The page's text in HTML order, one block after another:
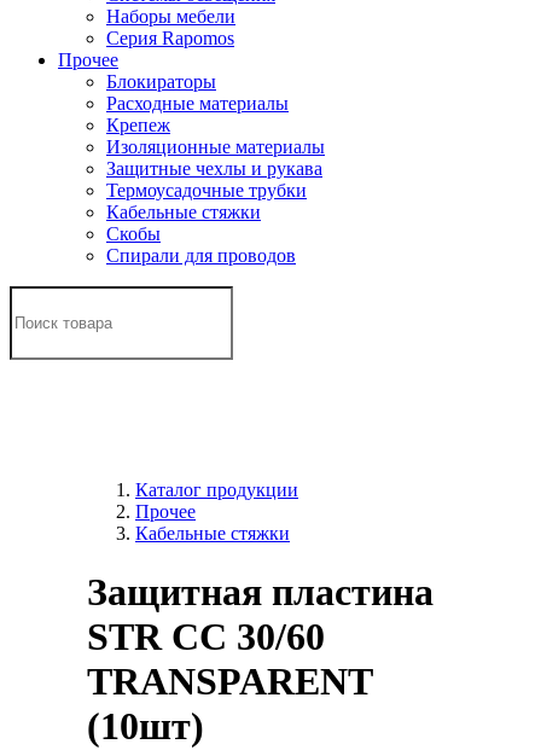
Наборы мебели
Серия Rapomos
Прочее
Блокираторы
Расходные материалы
Крепеж
Изоляционные материалы
Защитные чехлы и рукава
Термоусадочные трубки
Кабельные стяжки
Скобы
Спирали для проводов
Каталог продукции
Прочее
Кабельные стяжки
Защитная пластина
STR CC 30/60
TRANSPARENT
(10шт)